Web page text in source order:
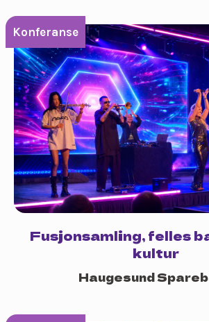
Konferanse
Fusjonsamling, felles
kultur
Haugesund